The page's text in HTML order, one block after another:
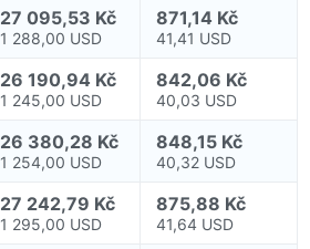
27 095,53 Kč
1 288,00 USD
871,14 Kč
41,41 USD
26 190,94 Kč
1 245,00 USD
842,06 Kč
40,03 USD
26 380,28 Kč
1 254,00 USD
848,15 Kč
40,32 USD
27 242,79 Kč
1 295,00 USD
875,88 Kč
41,64 USD